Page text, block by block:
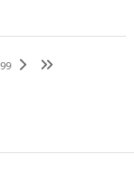
99